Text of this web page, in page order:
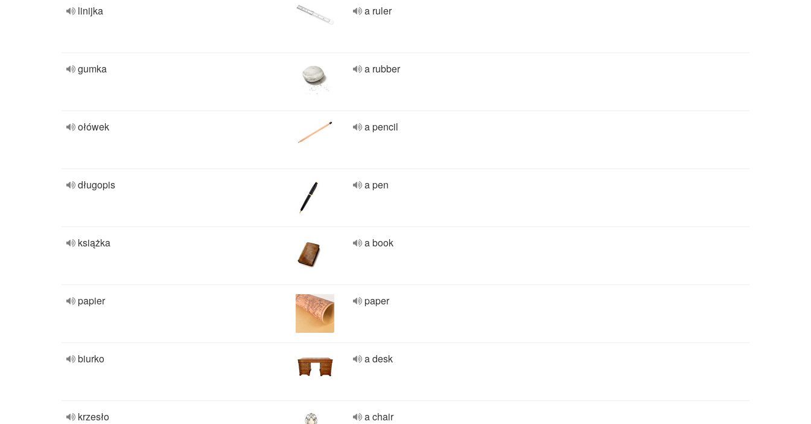
linijka a ruler
gumka a rubber
ołówek a pencil
długopis a pen
książka a book
papier paper
biurko a desk
krzesło a chair